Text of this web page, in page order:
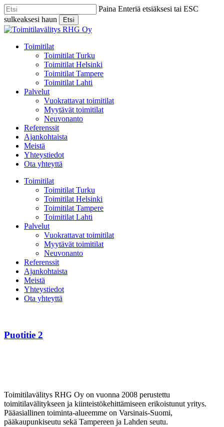
Skip
to
main
content
Paina Enteriä etsiäksesi tai ESC
sulkeaksesi haun
Etsi
Close
Menu
Toimitilat
Toimitilat Turku
Toimitilat Helsinki
Toimitilat Tampere
Toimitilat Lahti
Palvelut
Vuokrattavat toimitilat
Myytävät toimitilat
Neuvonanto
Referenssit
Ajankohtaista
Meistä
Yhteystiedot
Ota yhteyttä
Toimitilat
Toimitilat Turku
Toimitilat Helsinki
Toimitilat Tampere
Toimitilat Lahti
Palvelut
Vuokrattavat toimitilat
Myytävät toimitilat
Neuvonanto
Referenssit
Ajankohtaista
Meistä
Yhteystiedot
Ota yhteyttä
Puotitie 2
Toimitilavälitys RHG Oy on vuonna 2008 perustettu
toimitilavälitykseen ja kiinteistökehittämiseen erikoistunut yritys.
Pääasiallinen toiminta-alueemme on Varsinais-Suomi,
pääkaupunkiseutu sekä Tampereen ja Lahden seutu.